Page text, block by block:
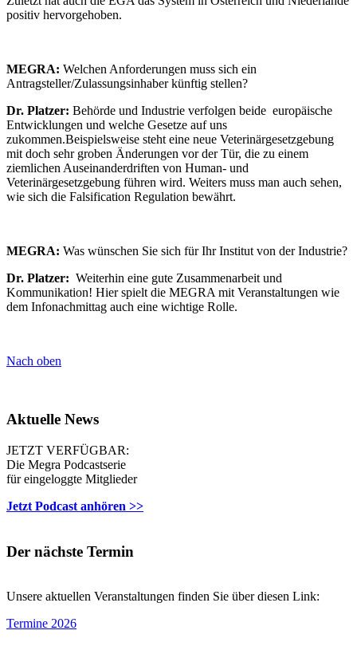
positiv hervorgehoben.
MEGRA: Welchen Anforderungen muss sich ein
Antragsteller/Zulassungsinhaber künftig stellen?
Dr. Platzer: Behörde und Industrie verfolgen beide europäische
Entwicklungen und welche Gesetze auf uns
zukommen.Beispielsweise steht eine neue Veterinärgesetzgebung
mit doch sehr groben Änderungen vor der Tür, die zu einem
ziemlichen Auseinanderdriften von Human- und
Veterinärgesetzgebung führen wird. Weiters muss man auch sehen,
wie sich die Falsification Regulation bewährt.
MEGRA: Was wünschen Sie sich für Ihr Institut von der Industrie?
Dr. Platzer: Weiterhin eine gute Zusammenarbeit und
Kommunikation! Hier spielt die MEGRA mit Veranstaltungen wie
dem Infonachmittag auch eine wichtige Rolle.
Nach oben
Aktuelle News
JETZT VERFÜGBAR:
Die Megra Podcastserie
für eingeloggte Mitglieder
Jetzt Podcast anhören >>
Der nächste Termin
Unsere aktuellen Veranstaltungen finden Sie über diesen Link:
Termine 2026